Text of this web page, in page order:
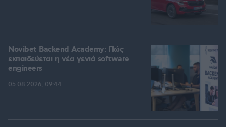
Novibet Backend Academy: Πώς
εκπαιδεύεται η νέα γενιά software
engineers
05.08.2026, 09:44